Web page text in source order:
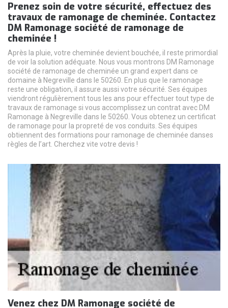
Prenez soin de votre sécurité, effectuez des
travaux de ramonage de cheminée. Contactez
DM Ramonage société de ramonage de
cheminée !
Après la pluie, votre cheminée devient bouchée, il reste primordial
de voir la solution adéquate. Nous vous montrons DM Ramonage
société de ramonage de cheminée un grand expert dans ce
domaine à Negreville dans le 50260. En plus que le ramonage
reste une obligation, il assure aussi votre sécurité. Ses équipes
viendront régulièrement tous les ans pour effectuer tout type de
travaux de ramonage si vous accomplissez un contrat avec DM
Ramonage à Negreville dans le 50260. Vous obtenez un certificat
de ramonage pour la propreté de vos conduits. Ses équipes
obtiennent des formations pour ramonage de cheminée danses
règles de l’art. Cherchez vite votre devis !
Venez chez DM Ramonage société de